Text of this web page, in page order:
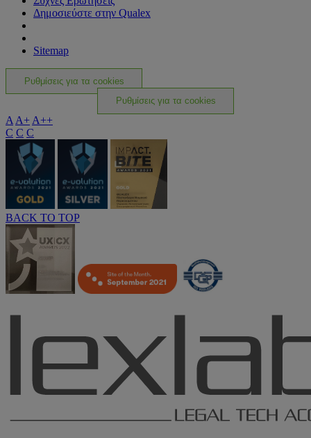
Δημοσιεύστε στην Qualex
Sitemap
Ρυθμίσεις για τα cookies
Ρυθμίσεις για τα cookies
A A+ A++
C C C
BACK TO TOP